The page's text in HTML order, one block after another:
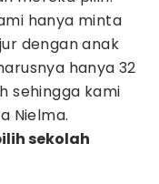
hanya minta
dengan anak
hanya 32
sehingga kami
Nielma.
sekolah